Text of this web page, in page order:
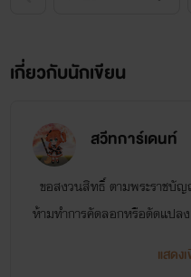
เกี่ยวกับนักเขียน
สวีทการ์เดนท์
ขอสงวนสิทธิ์ ตามพระราชบั
ห้ามทำการคัดลอกหรือดัดแปล
ทการ์เดนท์ ขอบคุณนักอ่านทุก
แสดง